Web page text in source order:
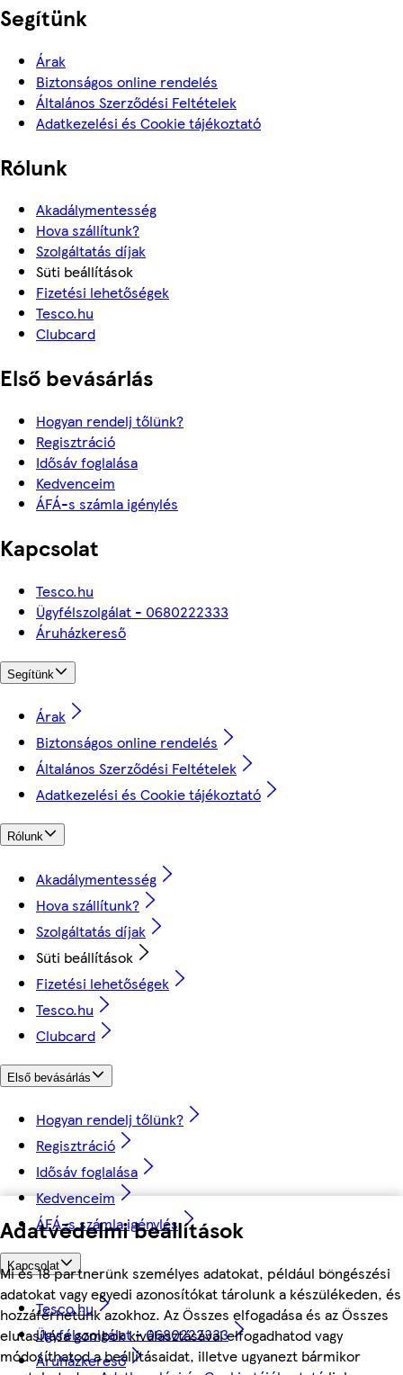
Adatvédelmi beállítások
Mi és 18 partnerünk személyes adatokat, például böngészési
adatokat vagy egyedi azonosítókat tárolunk a készülékeden, és
hozzáférhetünk azokhoz. Az Összes elfogadása és az Összes
elutasítása gombok kiválasztásával elfogadhatod vagy
módosíthatod a beállításaidat, illetve ugyanezt bármikor
Segítünk
Árak
Biztonságos online rendelés
Általános Szerződési Feltételek
Adatkezelési és Cookie tájékoztató
Rólunk
Akadálymentesség
Hova szállítunk?
Szolgáltatás díjak
Süti beállítások
Fizetési lehetőségek
Tesco.hu
Clubcard
Első bevásárlás
Hogyan rendelj tőlünk?
Regisztráció
Idősáv foglalása
Kedvenceim
ÁFÁ-s számla igénylés
Kapcsolat
Tesco.hu
Ügyfélszolgálat - 0680222333
Áruházkereső
Segítünk
Árak
Biztonságos online rendelés
Általános Szerződési Feltételek
Adatkezelési és Cookie tájékoztató
Rólunk
Akadálymentesség
Hova szállítunk?
Szolgáltatás díjak
Süti beállítások
Fizetési lehetőségek
Tesco.hu
Clubcard
Első bevásárlás
Hogyan rendelj tőlünk?
Regisztráció
Idősáv foglalása
Kedvenceim
ÁFÁ-s számla igénylés
Kapcsolat
Tesco.hu
Ügyfélszolgálat - 0680222333
Áruházkereső